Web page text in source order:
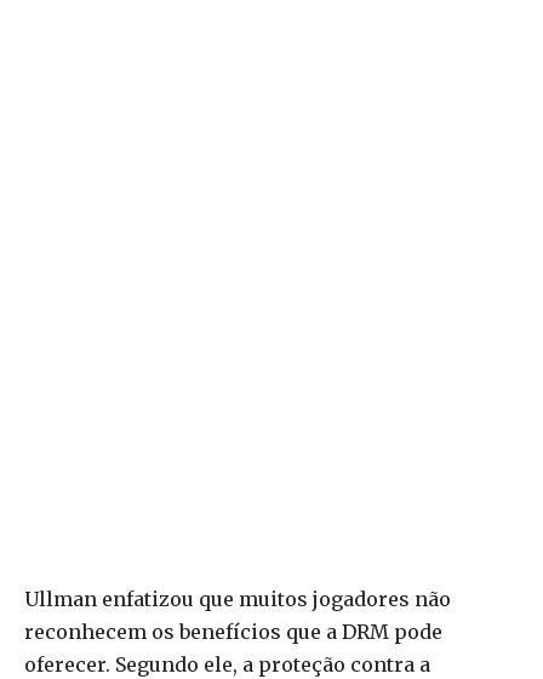
Ullman enfatizou que muitos jogadores não
reconhecem os benefícios que a DRM pode
oferecer. Segundo ele, a proteção contra a